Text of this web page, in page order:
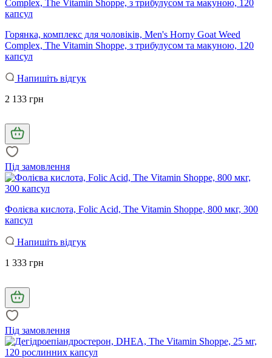
Горянка, комплекс для чоловіків, Men's Horny Goat Weed
Complex, The Vitamin Shoppe, з трибулусом та макуною, 120
капсул
Напишіть відгук
2 133 грн
Під замовлення
Фолієва кислота, Folic Acid, The Vitamin Shoppe, 800 мкг, 300
капсул
Напишіть відгук
1 333 грн
Під замовлення